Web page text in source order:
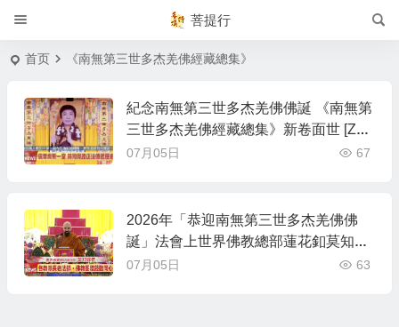
菩提行
首页 《南無第三世多杰羌佛經藏總集》
紀念南無第三世多杰羌佛佛誕 《南無第
三世多杰羌佛經藏總集》新卷面世 [ZW
TV北美中旺電視]
07月05日 67
2026年「恭迎南無第三世多杰羌佛佛
誕」法會上世界佛教總部蓮花釦莫知尊
者的講話
07月05日 63